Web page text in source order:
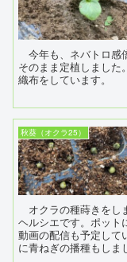
今年も、ネバトロ感
そのまま定植しました
織布をしています。
秋葵（オクラ25）
オクラの種蒔きをし
ヘルシエです。ポット
動画の配信も予定し
に青ねぎの播種もしま